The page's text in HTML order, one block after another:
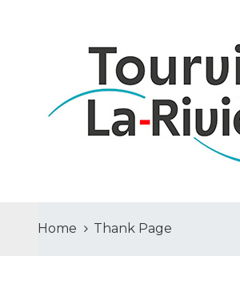
Home Thank Page